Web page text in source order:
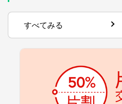
すべてみる